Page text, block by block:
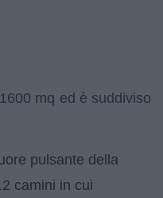
mq ed è suddiviso
pulsante della
camini in cui